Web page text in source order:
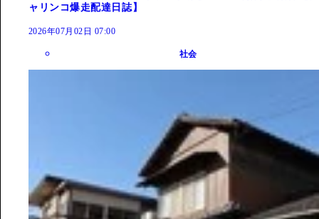
ャリンコ爆走配達日誌】
2026年07月02日 07:00
社会